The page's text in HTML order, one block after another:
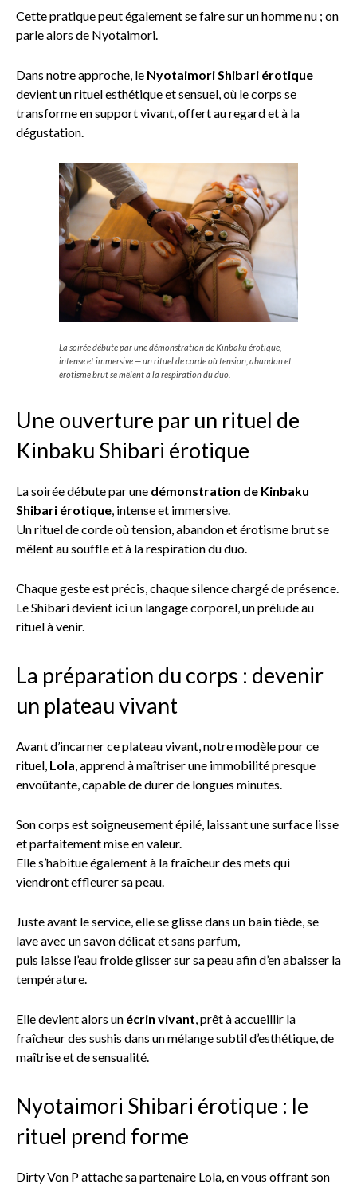
Cette pratique peut également se faire sur un homme nu ; on
parle alors de Nyotaimori.
Dans notre approche, le Nyotaimori Shibari érotique
devient un rituel esthétique et sensuel, où le corps se
transforme en support vivant, offert au regard et à la
dégustation.
La soirée débute par une démonstration de Kinbaku érotique,
intense et immersive — un rituel de corde où tension, abandon et
érotisme brut se mêlent à la respiration du duo.
Une ouverture par un rituel de
Kinbaku Shibari érotique
La soirée débute par une démonstration de Kinbaku
Shibari érotique, intense et immersive.
Un rituel de corde où tension, abandon et érotisme brut se
mêlent au souffle et à la respiration du duo.
Chaque geste est précis, chaque silence chargé de présence.
Le Shibari devient ici un langage corporel, un prélude au
rituel à venir.
La préparation du corps : devenir
un plateau vivant
Avant d’incarner ce plateau vivant, notre modèle pour ce
rituel, Lola, apprend à maîtriser une immobilité presque
envoûtante, capable de durer de longues minutes.
Son corps est soigneusement épilé, laissant une surface lisse
et parfaitement mise en valeur.
Elle s’habitue également à la fraîcheur des mets qui
viendront effleurer sa peau.
Juste avant le service, elle se glisse dans un bain tiède, se
lave avec un savon délicat et sans parfum,
puis laisse l’eau froide glisser sur sa peau afin d’en abaisser la
température.
Elle devient alors un écrin vivant, prêt à accueillir la
fraîcheur des sushis dans un mélange subtil d’esthétique, de
maîtrise et de sensualité.
Nyotaimori Shibari érotique : le
rituel prend forme
Dirty Von P attache sa partenaire Lola, en vous offrant son